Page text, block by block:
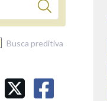
Busca preditiva